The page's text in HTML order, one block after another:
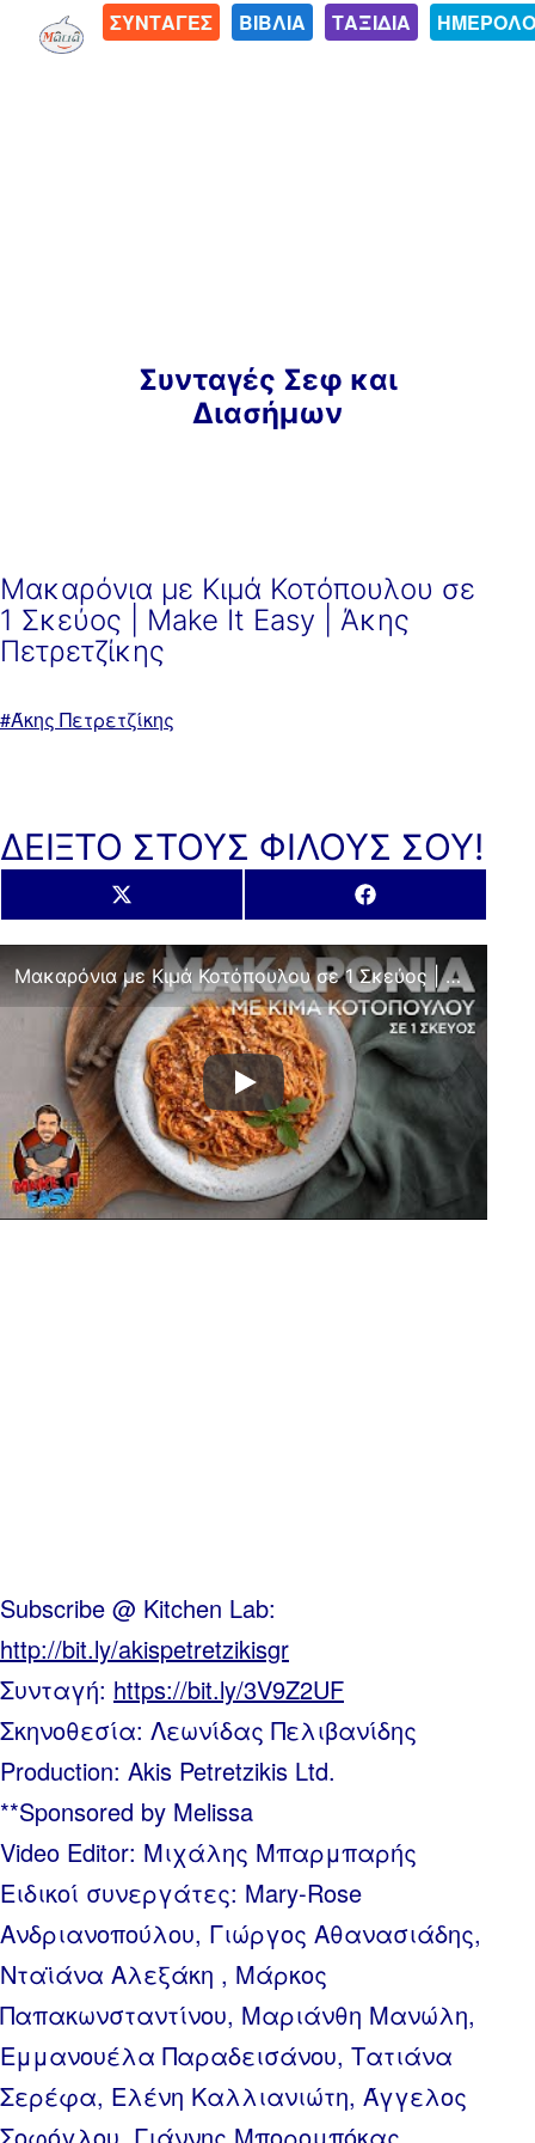
ΣΥΝΤΑΓΕΣ ΒΙΒΛΙΑ ΤΑΞΙΔΙΑ
Συνταγές Σεφ και
Διασήμων
Μακαρόνια με Κιμά Κοτόπουλου σε
1 Σκεύος | Make It Easy | Άκης
Πετρετζίκης
ΜεΆκης Πετρετζίκης
ΔΕΙΞΤΟ ΣΤΟΥΣ ΦΙΛΟΥΣ ΣΟΥ!
Share
on
X
(Twitter)
Share
on
Facebook
Μακαρόνια με Κιμά Κοτόπουλου σε 1 Σκεύος | Make It Easy | Άκης Πετρετζίκης
Subscribe @ Kitchen Lab:
http://bit.ly/akispetretzikisgr
Συνταγή: https://bit.ly/3V9Z2UF
Σκηνοθεσία: Λεωνίδας Πελιβανίδης
Production: Akis Petretzikis Ltd.
**Sponsored by Melissa
Video Editor: Μιχάλης Μπαρμπαρής
Ειδικοί συνεργάτες: Mary-Rose
Ανδριανοπούλου, Γιώργος Αθανασιάδης,
Νταϊάνα Αλεξάκη , Μάρκος
Παπακωνσταντίνου, Μαριάνθη Μανώλη,
Εμμανουέλα Παραδεισάνου, Τατιάνα
Σερέφα, Ελένη Καλλιανιώτη, Άγγελος
Σοφόγλου, Γιάννης Μπορομπόκας